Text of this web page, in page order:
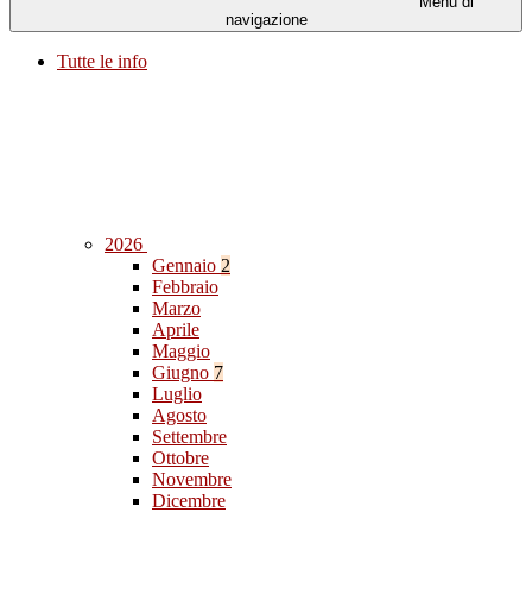
navigazione
Tutte le info
2026
Gennaio 2
Febbraio
Marzo
Aprile
Maggio
Giugno 7
Luglio
Agosto
Settembre
Ottobre
Novembre
Dicembre